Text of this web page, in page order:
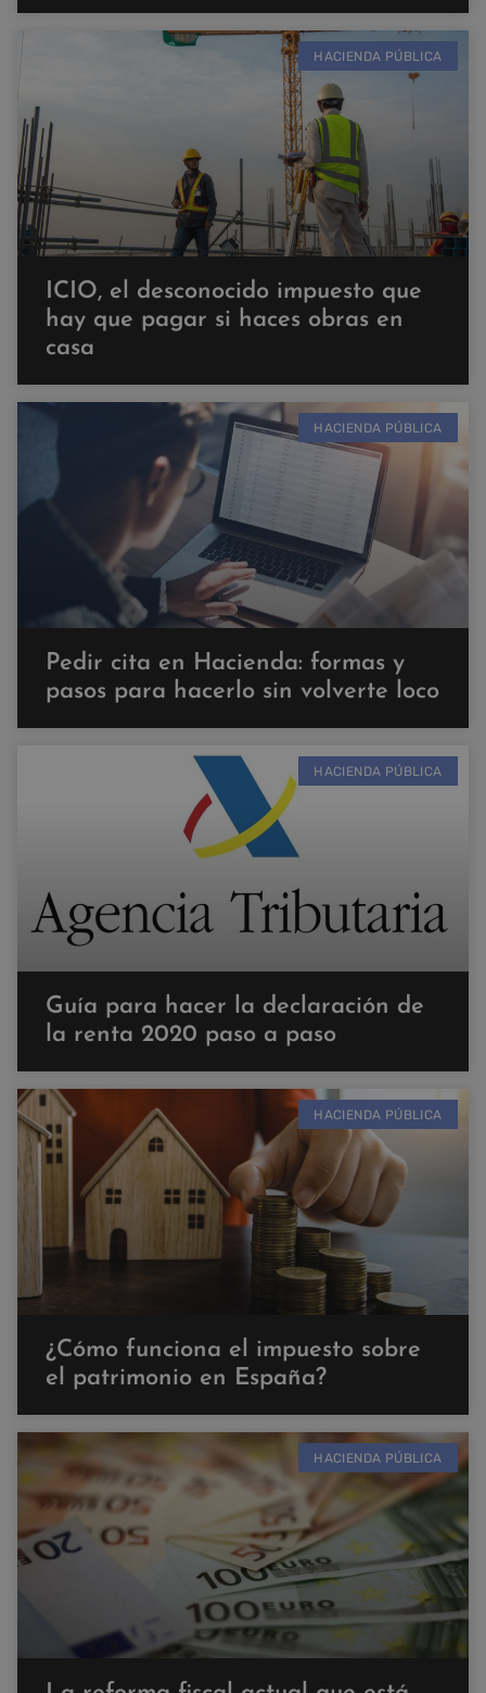
HACIENDA PÚBLICA
ICIO, el desconocido impuesto que
hay que pagar si haces obras en
casa
HACIENDA PÚBLICA
Pedir cita en Hacienda: formas y
pasos para hacerlo sin volverte loco
HACIENDA PÚBLICA
Guía para hacer la declaración de
la renta 2020 paso a paso
HACIENDA PÚBLICA
¿Cómo funciona el impuesto sobre
el patrimonio en España?
HACIENDA PÚBLICA